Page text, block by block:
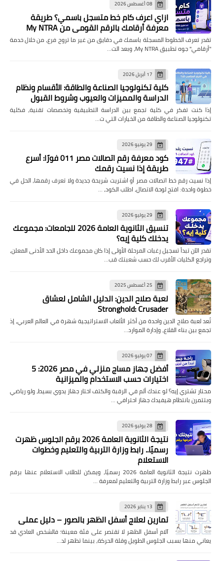
08 أغسطس 2026
ازاي اعرف كام خط متسجل باسمي؟ طريقة
معرفة أرقامك بالرقم القومي من My NTRA
تقدر تعرف الخطوط المسجلة باسمك في دقايق من غير ما تروح فرع، من خلال خدمة
"أرقامي" جوه تطبيق My NTRA، وبعد الت…
17 أبريل 2026
كلية تكنولوجيا الصناعة والطاقة: الأقسام ونظام
الدراسة والمميزات والعيوب وشروط القبول
إذا كنت تفكر في كلية تجمع بين الدراسة التطبيقية وتخصصات تقنية، فكلية
تكنولوجيا الصناعة والطاقة من الخيارات التي ت…
29 يونيو 2026
كود معرفة رقم اتصالات مصر 011 فورًا: أسرع
طريقة إذا نسيت رقمك
إذا نسيت رقم خط اتصالات مصر أو اشتريت شريحة جديدة ولا تعرف رقمها، الحل في
خطوة واحدة: افتح لوحة الاتصال، اطلب الكود، …
29 يوليو 2026
تنسيق الثانوية العامة 2026 للجامعات: مجموعك
يدخلك كلية إيه؟
تقدر الآن تبدأ تسجيل رغبات المرحلة الأولى إذا كان مجموعك داخل الحد الأدنى المعلن،
وتراجع الكليات الأقرب لك حسب شعبتك قب…
25 أغسطس 2025
لعبة صلاح الدين: الدليل الشامل لعشاق
Stronghold: Crusader
تُعد لعبة صلاح الدين واحدة من أكثر الألعاب الاستراتيجية شهرة في العالم العربي، إذ
تجمع بين بناء القلاع، وإدارة الموارد…
07 يوليو 2026
أفضل جهاز مساج منزلي في مصر 2026: 5
اختيارات حسب الاستخدام والميزانية
محتار تشتري إيه؟ لو عندك ألم في الرقبة والكتف اختار جهاز يدوي بسيط، ولو رياضي
وبتتمرن بانتظام هيفيدك جهاز احترافي …
28 يوليو 2026
نتيجة الثانوية العامة 2026 برقم الجلوس ظهرت
رسميًا.. رابط وزارة التربية والتعليم وخطوات
الاستعلام
ظهرت نتيجة الثانوية العامة 2026 رسميًا، ويمكن للطلاب الاستعلام عنها برقم
الجلوس عبر رابط وزارة التربية والتعليم لمعرفة …
13 يناير 2026
تمارين لعلاج أسفل الظهر بالصور – دليل عملي
آلام أسفل الظهر لا تقتصر على فئة معينة؛ فالشخص العادي قد
يعاني منها بسبب الجلوس الطويل وقلة الحركة، بينما تظهر لد…